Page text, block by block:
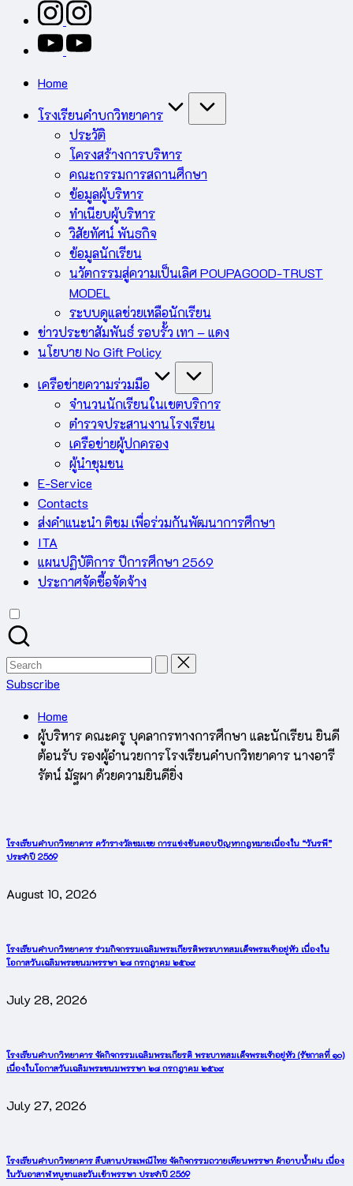
instagram.com
youtube.com
Home
โรงเรียนคำบกวิทยาคาร
ประวัติ
โครงสร้างการบริหาร
คณะกรรมการสถานศึกษา
ข้อมูลผู้บริหาร
ทำเนียบผู้บริหาร
วิสัยทัศน์ พันธกิจ
ข้อมูลนักเรียน
นวัตกรรมสู่ความเป็นเลิศ POUPAGOOD-TRUST
MODEL
ระบบดูแลช่วยเหลือนักเรียน
ข่าวประชาสัมพันธ์ รอบรั้ว เทา – แดง
นโยบาย No Gift Policy
เครือข่ายความร่วมมือ
จำนวนนักเรียนในเขตบริการ
ตำรวจประสานงานโรงเรียน
เครือข่ายผู้ปกครอง
ผู้นำชุมชน
E-Service
Contacts
ส่งคำแนะนำ ติชม เพื่อร่วมกันพัฒนาการศึกษา
ITA
แผนปฏิบัติการ ปีการศึกษา 2569
ประกาศจัดซื้อจัดจ้าง
Search
for:
Subscribe
Home
ผู้บริหาร คณะครู บุคลากรทางการศึกษา และนักเรียน ยินดี
ต้อนรับ รองผู้อำนวยการโรงเรียนคำบกวิทยาคาร นางอารี
รัตน์ มัฐผา ด้วยความยินดียิ่ง
โรงเรียนคำบกวิทยาคาร คว้ารางวัลชมเชย การแข่งขันตอบปัญหากฎหมายเนื่องใน “วันรพี”
ประจำปี 2569
August 10, 2026
โรงเรียนคำบกวิทยาคาร ร่วมกิจกรรมเฉลิมพระเกียรติพระบาทสมเด็จพระเจ้าอยู่หัว เนื่องใน
โอกาสวันเฉลิมพระชนมพรรษา ๒๘ กรกฎาคม ๒๕๖๙
July 28, 2026
โรงเรียนคำบกวิทยาคาร จัดกิจกรรมเฉลิมพระเกียรติ พระบาทสมเด็จพระเจ้าอยู่หัว (รัชกาลที่ ๑๐)
เนื่องในโอกาสวันเฉลิมพระชนมพรรษา ๒๘ กรกฎาคม ๒๕๖๙
July 27, 2026
โรงเรียนคำบกวิทยาคาร สืบสานประเพณีไทย จัดกิจกรรมถวายเทียนพรรษา ผ้าอาบน้ำฝน เนื่อง
ในวันอาสาฬหบูชาและวันเข้าพรรษา ประจำปี 2569